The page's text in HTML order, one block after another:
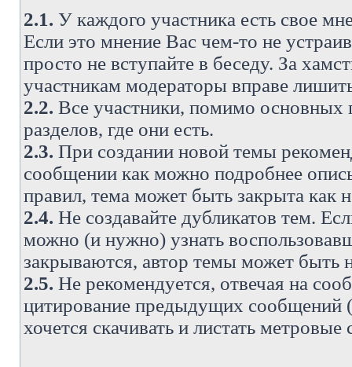
2.1. У каждого участника есть свое
Если это мнение Вас чем-то не
просто не вступайте в беседу. За
участникам модераторы вправе
2.2. Все участники, помимо основных
разделов, где они есть.
2.3. При создании новой темы
сообщении как можно подробнее
правил, тема может быть закрыта как
2.4. Не создавайте дубликатов тем.
можно (и нужно) узнать
закрываются, автор темы может быть
2.5. Не рекомендуется, отвечая на
цитирование предыдущих сообщений
хочется скачивать и листать